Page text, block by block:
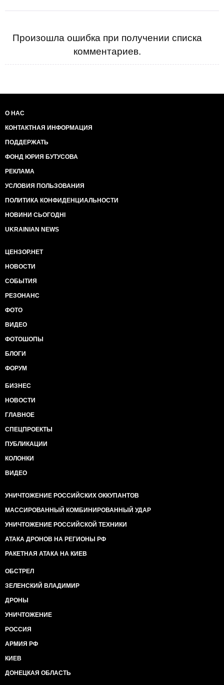
Произошла ошибка при получении списка
комментариев.
О НАС
КОНТАКТНАЯ ИНФОРМАЦИЯ
ПОДДЕРЖАТЬ
ФОНД ЮРИЯ БУТУСОВА
РЕКЛАМА
УСЛОВИЯ ПОЛЬЗОВАНИЯ
ПОЛИТИКА КОНФИДЕНЦИАЛЬНОСТИ
НОВИНИ СЬОГОДНІ
UKRAINIAN NEWS
ЦЕНЗОР.НЕТ
НОВОСТИ
СОБЫТИЯ
РЕЗОНАНС
ФОТО
ВИДЕО
ФОТОШОПЫ
БЛОГИ
ФОРУМ
БИЗНЕС
НОВОСТИ
ГЛАВНОЕ
СПЕЦПРОЕКТЫ
ПУБЛИКАЦИИ
КОЛОНКИ
ВИДЕО
УНИЧТОЖЕНИЕ РОССИЙСКИХ ОККУПАНТОВ
МАССИРОВАННЫЙ КОМБИНИРОВАННЫЙ УДАР
УНИЧТОЖЕНИЕ РОССИЙСКОЙ ТЕХНИКИ
АТАКА ДРОНОВ НА РЕГИОНЫ РФ
РАКЕТНАЯ АТАКА НА КИЕВ
ОБСТРЕЛ
ЗЕЛЕНСКИЙ ВЛАДИМИР
ДРОНЫ
УНИЧТОЖЕНИЕ
РОССИЯ
АРМИЯ РФ
КИЕВ
ДОНЕЦКАЯ ОБЛАСТЬ